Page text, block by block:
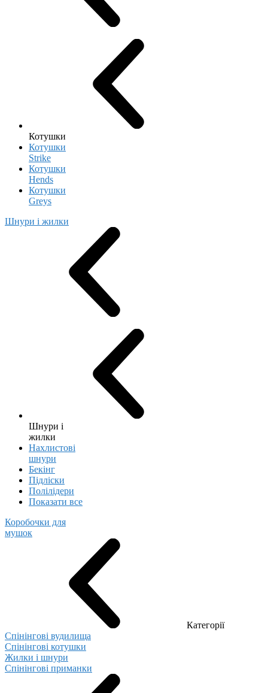
Котушки
Котушки
Strike
Котушки
Hends
Котушки
Greys
Шнури і жилки
Шнури і
жилки
Нахлистові
шнури
Бекінг
Підліски
Полілідери
Показати все
Коробочки для
мушок
Категорії
Спінінгові вудилища
Спінінгові котушки
Жилки і шнури
Спінінгові приманки